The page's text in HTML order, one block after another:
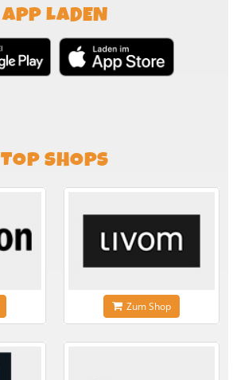
APP LADEN
TOP SHOPS
Zum Shop